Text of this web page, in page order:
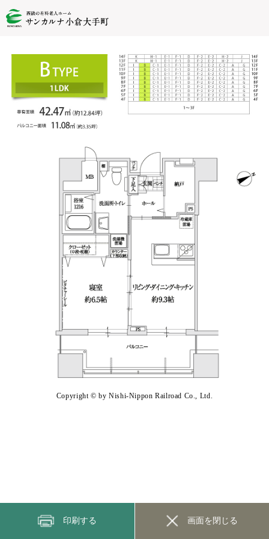
印刷する 画面を閉じる
Copyright © by Nishi-Nippon Railroad Co., Ltd.